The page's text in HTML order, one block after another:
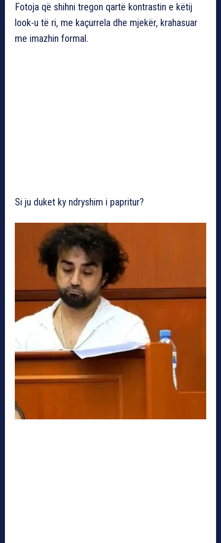
Fotoja që shihni tregon qartë kontrastin e këtij
look-u të ri, me kaçurrela dhe mjekër, krahasuar
me imazhin formal.
Si ju duket ky ndryshim i papritur?